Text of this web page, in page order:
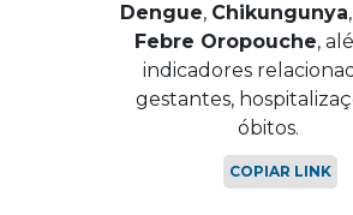
Dengue, Chikungunya,
Febre Oropouche,
indicadores
gestantes,
óbitos.
COPIAR LINK